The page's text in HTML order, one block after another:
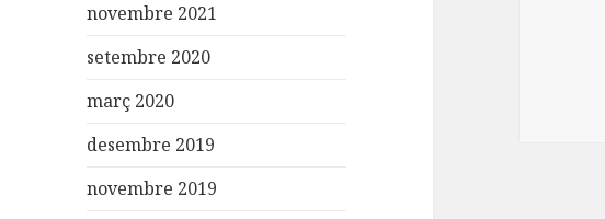
novembre 2021
setembre 2020
març 2020
desembre 2019
novembre 2019